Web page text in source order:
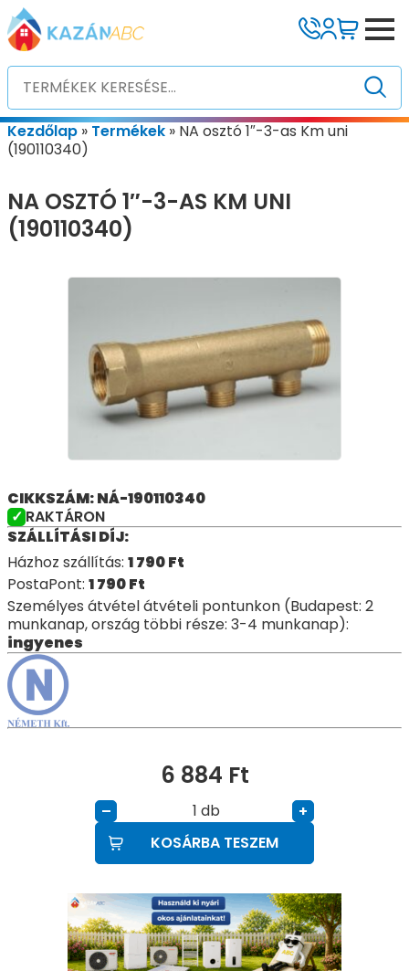
Kezdőlap » Termékek » NA osztó 1″-3-as Km uni
(190110340)
NA OSZTÓ 1″-3-AS KM UNI
(190110340)
CIKKSZÁM: NÁ-190110340
RAKTÁRON
SZÁLLÍTÁSI DÍJ:
Házhoz szállítás: 1 790Ft
PostaPont: 1 790Ft
Személyes átvétel átvételi pontunkon (Budapest: 2
munkanap, ország többi része: 3-4 munkanap):
ingyenes
6 884 Ft
– db
+
KOSÁRBA TESZEM